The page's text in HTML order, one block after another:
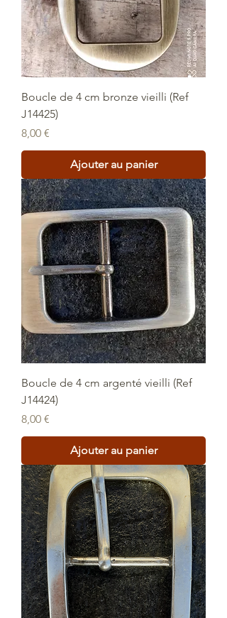
Boucle de 4 cm bronze vieilli (Ref
J14425)
Prix
8,00 €
Ajouter au panier
Boucle de 4 cm argenté vieilli (Ref
J14424)
Prix
8,00 €
Ajouter au panier